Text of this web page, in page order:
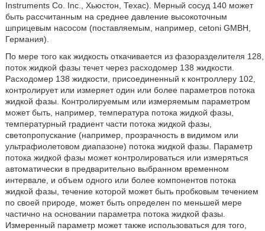
Instruments Co. Inc., Хьюстон, Техас). Мерный сосуд 140 может
быть рассчитанным на среднее давление высокоточным
шприцевым насосом (поставляемым, например, cetoni GMBH,
Германия).
По мере того как жидкость откачивается из фазоразделителя 128,
поток жидкой фазы течет через расходомер 138 жидкости.
Расходомер 138 жидкости, присоединенный к контроллеру 102,
контролирует или измеряет один или более параметров потока
жидкой фазы. Контролируемым или измеряемым параметром
может быть, например, температура потока жидкой фазы,
температурный градиент части потока жидкой фазы,
светопропускание (например, прозрачность в видимом или
ультрафиолетовом диапазоне) потока жидкой фазы. Параметр
потока жидкой фазы может контролироваться или измеряться
автоматически в предварительно выбранном временном
интервале, и объем одного или более компонентов потока
жидкой фазы, течение которой может быть пробковым течением
по своей природе, может быть определен по меньшей мере
частично на основании параметра потока жидкой фазы.
Измеренный параметр может также использоваться для того,